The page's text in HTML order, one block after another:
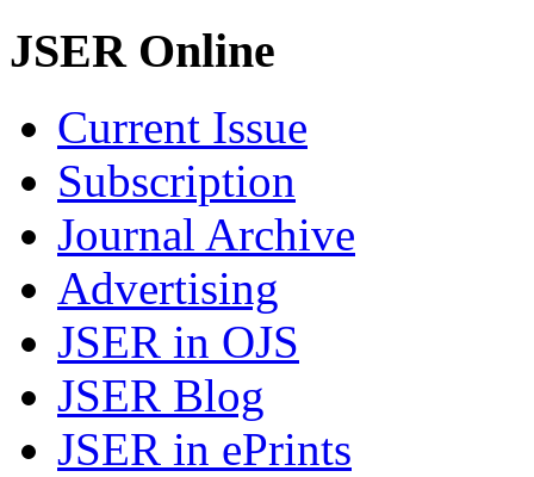
JSER Online
Current Issue
Subscription
Journal Archive
Advertising
JSER in OJS
JSER Blog
JSER in ePrints